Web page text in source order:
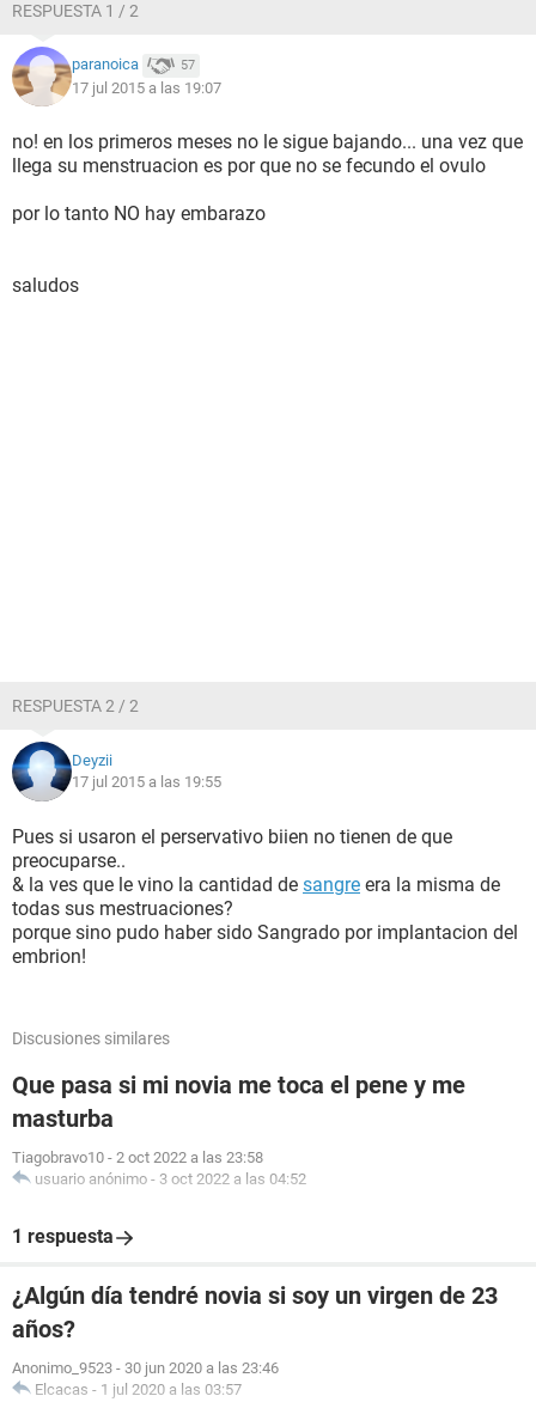
RESPUESTA 1 / 2
paranoica 57
17 jul 2015 a las 19:07
no! en los primeros meses no le sigue bajando... una vez que
llega su menstruacion es por que no se fecundo el ovulo
por lo tanto NO hay embarazo
saludos
RESPUESTA 2 / 2
Deyzii
17 jul 2015 a las 19:55
Pues si usaron el perservativo biien no tienen de que
preocuparse..
& la ves que le vino la cantidad de sangre era la misma de
todas sus mestruaciones?
porque sino pudo haber sido Sangrado por implantacion del
embrion!
Discusiones similares
Que pasa si mi novia me toca el pene y me
masturba
Tiagobravo10 - 2 oct 2022 a las 23:58
usuario anónimo - 3 oct 2022 a las 04:52
1 respuesta
¿Algún día tendré novia si soy un virgen de 23
años?
Anonimo_9523 - 30 jun 2020 a las 23:46
Elcacas - 1 jul 2020 a las 03:57